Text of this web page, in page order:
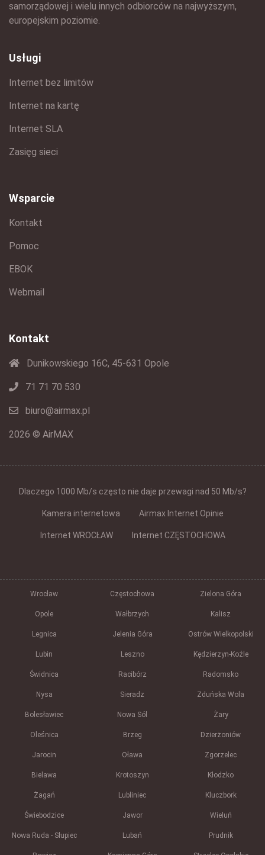
samorządowej i wielu innych odbiorców na najwyższym,
europejskim poziomie.
Usługi
Internet bez limitów
Internet na kartę
Internet SLA
Zasięg sieci
Wsparcie
Kontakt
Pomoc
EBOK
Webmail
Kontakt
Dunikowskiego 16C, 45-631 Opole
71 71 70 530
biuro@airmax.pl
2026 © AirMAX
Dlaczego 1000 Mb/s często nie daje przewagi nad 50 Mb/s?
Kamera internetowa Airmax Internet Opinie
Internet WROCŁAW Internet CZĘSTOCHOWA
Wrocław Częstochowa Zielona Góra
Opole Wałbrzych Kalisz
Legnica Jelenia Góra Ostrów Wielkopolski
Lubin Leszno Kędzierzyn-Koźle
Świdnica Racibórz Radomsko
Nysa Sieradz Zduńska Wola
Bolesławiec Nowa Sól Żary
Oleśnica Brzeg Dzierżoniów
Jarocin Oława Zgorzelec
Bielawa Krotoszyn Kłodzko
Żagań Lubliniec Kluczbork
Świebodzice Jawor Wieluń
Nowa Ruda - Słupiec Lubań Prudnik